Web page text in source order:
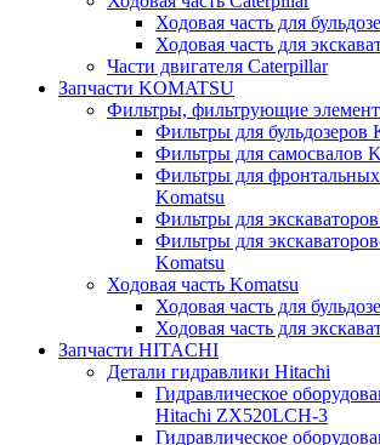
Ходовая часть для
Ходовая часть для
Части двигателя Caterpillar
Запчасти KOMATSU
Фильтры, фильтрующие
Фильтры для бульдозеров
Фильтры для самосвалов
Фильтры для фронтальных
Komatsu
Фильтры для
Фильтры для
Komatsu
Ходовая часть Komatsu
Ходовая часть для
Ходовая часть для
Запчасти HITACHI
Детали гидравлики Hitachi
Гидравлическое
Hitachi ZX520LCH-3
Гидравлическое